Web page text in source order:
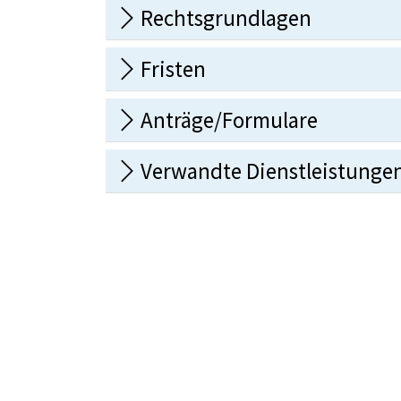
Rechtsgrundlagen
Fristen
Anträge/Formulare
Verwandte